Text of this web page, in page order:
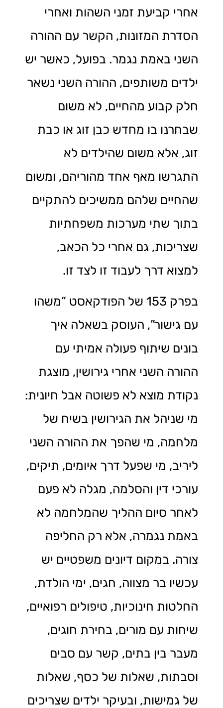
אחרי קביעת זמני השהות ואחרי
הסדרת המזונות, הקשר עם ההורה
השני באמת נגמר. בפועל, כאשר יש
ילדים משותפים, ההורה השני נשאר
חלק קבוע מהחיים, לא משום
שבחרנו בו מחדש כבן זוג או כבת
זוג, אלא משום שהילדים לא
התגרשו מאף אחד מהוריהם, ומשום
שהחיים שלהם ממשיכים להתקיים
בתוך שתי מערכות משפחתיות
שצריכות, גם אחרי כל הכאב,
למצוא דרך לעבוד זו לצד זו.
בפרק 153 של הפודקאסט “משהו
עם גישור”, העוסק בשאלה איך
בונים שיתוף פעולה אמיתי עם
ההורה השני אחרי גירושין, מוצגת
נקודת מוצא לא פשוטה אבל חיונית:
מי שניהל את הגירושין בשיח של
מלחמה, מי שהפך את ההורה השני
ליריב, מי שפעל דרך איומים, תיקים,
עורכי דין והסלמה, מגלה לא פעם
לאחר סיום ההליך שהמלחמה לא
באמת נגמרה, אלא רק החליפה
צורה. במקום דיונים משפטיים יש
עכשיו בר מצווה, חגים, ימי הולדת,
החלטות חינוכיות, טיפולים רפואיים,
שיחות עם מורים, בחירת חוגים,
מעבר בין בתים, קשר עם סבים
וסבתות, שאלות של כסף, שאלות
של גמישות, ובעיקר ילדים שצריכים